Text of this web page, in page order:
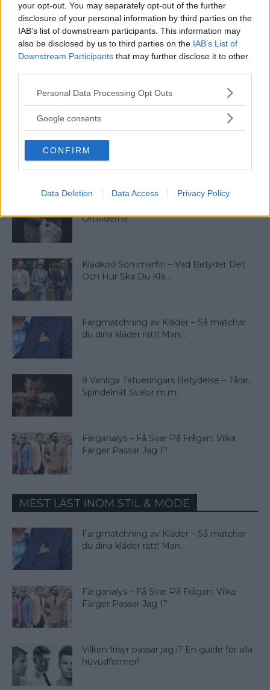
your opt-out. You may separately opt-out of the further
disclosure of your personal information by third parties on the
IAB’s list of downstream participants. This information may
also be disclosed by us to third parties on the IAB’s List of
Downstream Participants that may further disclose it to other
Please note that this website/app uses one or more Google
not limited to your visit or usage behaviour. You may click to
use your data for below specified purposes in below Google
consent section.
Personal Data Processing Opt Outs
Google consents
CONFIRM
Data Deletion Data Access Privacy Policy
48 Klocktermer Du Bör Känna Till
Om Du Gillar Klockor
Samlag – Från 1500-talet!
Omoderna
Klädkod Sommarfin – Vad Betyder Det
Och Hur Ska Du Klä...
Färgmatchning av Kläder – Så matchar
du dina kläder rätt! Man...
9 Vanliga Tatueringars Betydelse – Tårar,
Spindelnät Svalor m.m.
Färganalys – Få Svar På Frågan: Vilka
Färger Passar Jag I?
MEST LÄST INOM STIL & MODE
Färgmatchning av Kläder – Så matchar
du dina kläder rätt! Man...
Färganalys – Få Svar På Frågan: Vilka
Färger Passar Jag I?
Vilken frisyr passar jag i? En guide för alla
huvudformer!